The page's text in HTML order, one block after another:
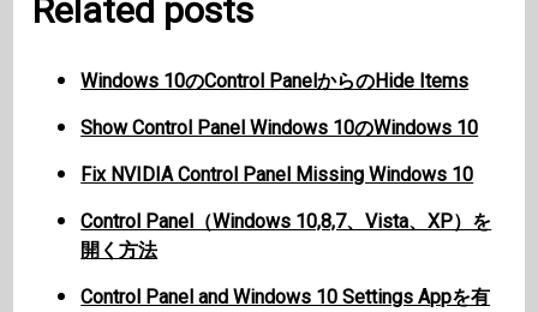
Related posts
Windows 10のControl PanelからのHide Items
Show Control Panel Windows 10のWindows 10
Fix NVIDIA Control Panel Missing Windows 10
Control Panel（Windows 10,8,7、Vista、XP）を
開く方法
Control Panel and Windows 10 Settings Appを有